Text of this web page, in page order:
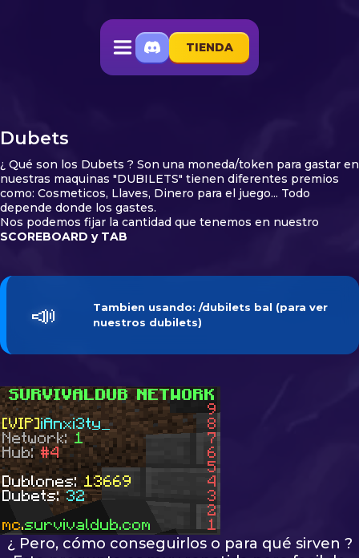
TIENDA
Dubets
¿ Qué son los Dubets ? Son una moneda/token para gastar en
nuestras maquinas "DUBILETS" tienen diferentes premios
como: Cosmeticos, Llaves, Dinero para el juego... Todo
depende donde los gastes.
Nos podemos fijar la cantidad que tenemos en nuestro
SCOREBOARD y TAB
📣 Tambien usando: /dubilets bal (para ver
nuestros dubilets)
¿ Pero, cómo conseguirlos o para qué sirven ?